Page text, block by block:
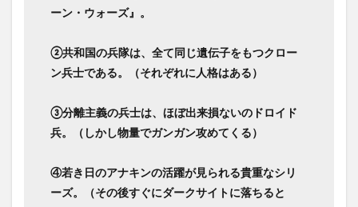
ーン・ウォーズ』。
②共和国の兵隊は、全て同じ遺伝子をもつクロー
ン兵士である。（それぞれに人格はある）
③分離主義の兵士は、ほぼ出来損ないのドロイド
兵。（しかし物量でガンガン攻めてくる）
④若き日のアナキンの活躍が見られる貴重なシリ
ーズ。（その後すぐにダークサイトに落ちると